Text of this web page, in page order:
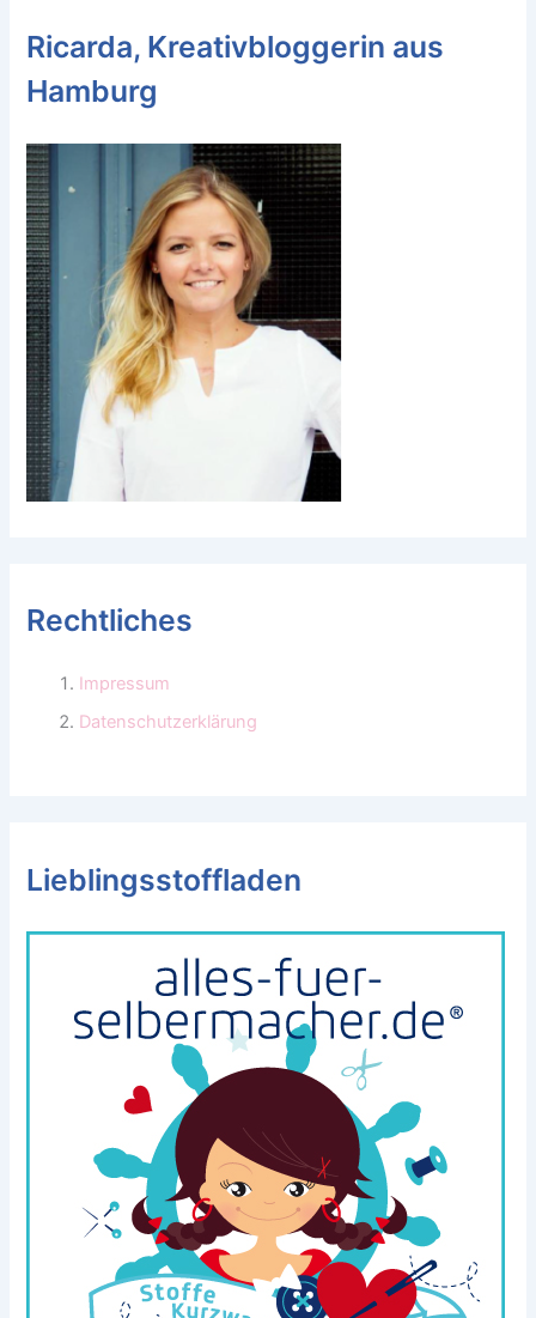
Ricarda, Kreativbloggerin aus
Hamburg
Rechtliches
Impressum
Datenschutzerklärung
Lieblingsstoffladen